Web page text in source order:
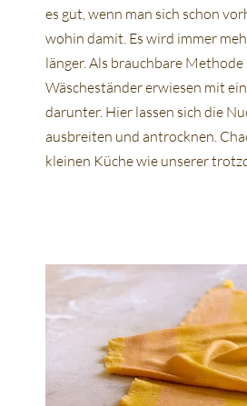
es gut, wenn man sich schon
wohin damit. Es wird immer
länger. Als brauchbare
Wäscheständer erwiesen mit
darunter. Hier lassen sich die
ausbreiten und antrocknen.
kleinen Küche wie unserer